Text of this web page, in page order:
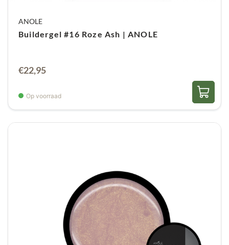
ANOLE
Buildergel #16 Roze Ash | ANOLE
€22,95
Op voorraad